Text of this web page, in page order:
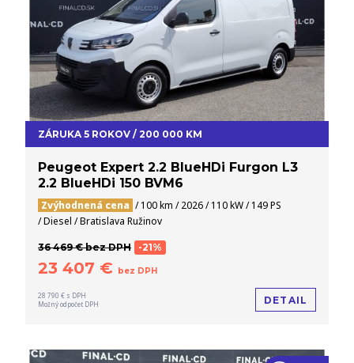
ZÁRUKA 5 ROKOV / 200 000 KM
Peugeot Expert 2.2 BlueHDi Furgon L3
2.2 BlueHDi 150 BVM6
Zvýhodnená cena / 100 km / 2026 / 110 kW / 149 PS
/ Diesel / Bratislava Ružinov
36 469 € bez DPH -21%
23 407 € bez DPH
28 790 € s DPH
Možný odpočet DPH
DETAIL